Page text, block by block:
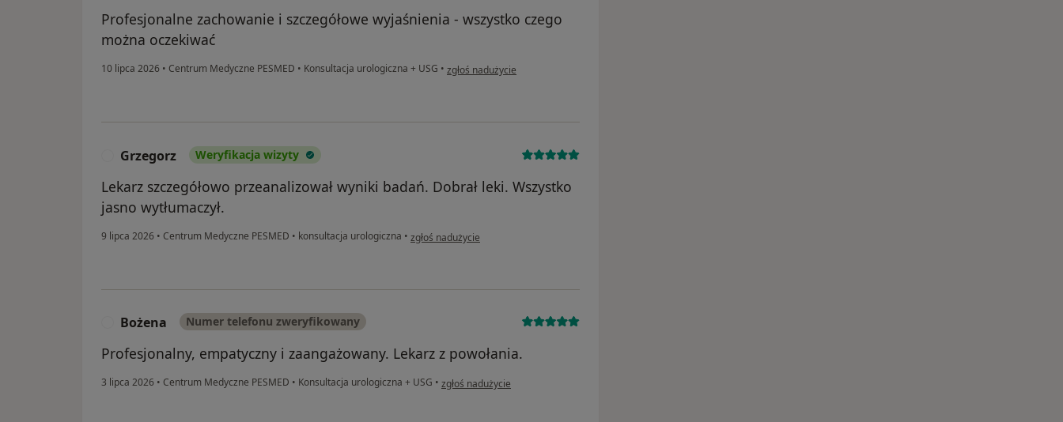
Profesjonalne zachowanie i szczegółowe wyjaśnienia - wszystko czego
można oczekiwać
10 lipca 2026 • Centrum Medyczne PESMED • Konsultacja urologiczna + USG • w opinii użytkownika M.W.
zgłoś nadużycie
Grzegorz Weryfikacja wizyty
Lekarz szczegółowo przeanalizował wyniki badań. Dobrał leki. Wszystko
jasno wytłumaczył.
9 lipca 2026 • Centrum Medyczne PESMED • konsultacja urologiczna • w opinii użytkownika Grzegorz
zgłoś nadużycie
Bożena Numer telefonu zweryfikowany
Profesjonalny, empatyczny i zaangażowany. Lekarz z powołania.
3 lipca 2026 • Centrum Medyczne PESMED • Konsultacja urologiczna + USG • w opinii użytkownika Bożena
zgłoś nadużycie